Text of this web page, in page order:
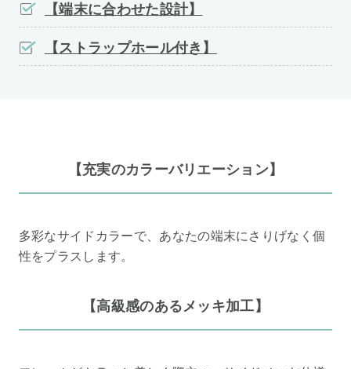
【端末に合わせた設計】
【ストラップホール付き】
【充実のカラーバリエーション】
多彩なサイドカラーで、あなたの端末にさりげなく個
性をプラスします。
【高級感のあるメッキ加工】